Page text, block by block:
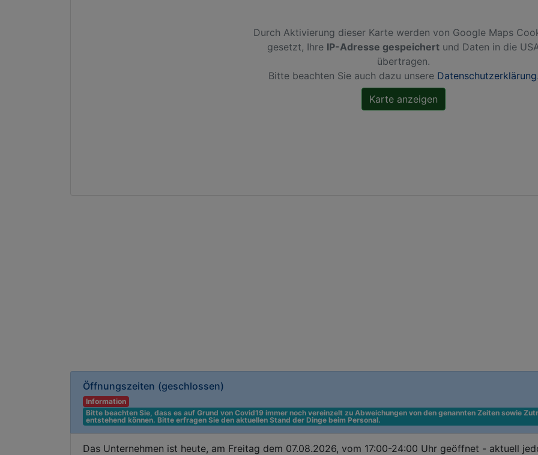
Öffnungszeiten (geschlossen)
Information
Bitte beachten Sie, dass es auf Grund von Covid19 immer noch vereinzelt zu Abweichungen von den genannten Zeiten sowie
entstehend können. Bitte erfragen Sie den aktuellen Stand der Dinge beim Personal.
Das Unternehmen ist heute, am Freitag dem 07.08.2026, vom 17:00-24:00 Uhr geöffnet - aktuell
Durch Aktivierung dieser Karte werden von Google Maps
gesetzt, Ihre IP-Adresse gespeichert und Daten in die
übertragen.
Bitte beachten Sie auch dazu unsere Datenschutzerklärung